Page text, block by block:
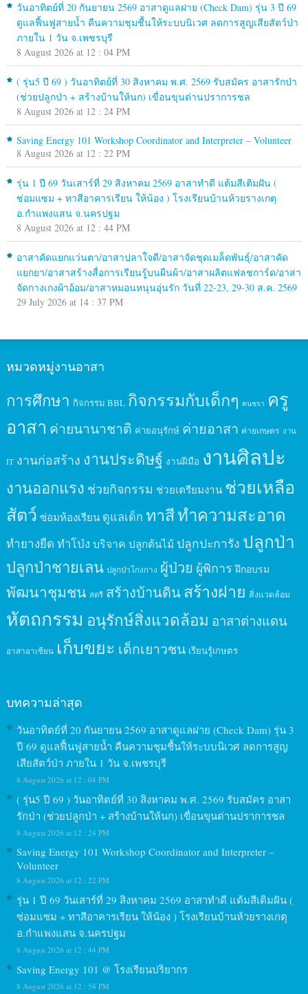
วันอาทิตย์ที่ 20 กันยายน 2569 อาสาดูแลฝาย (Check Dam) รุ่น 3 ปี 69
ดูแลฟื้นฟูสายน้ำ คืนความชุมชื้นให้ระบบนิเวศ ลดการสูญเสียสัตว์ป่า
ภายใน 1 วัน จ.เพชรบุรี
8 August 2026 at 12 : 04 PM
( รุ่น5 ปี 69 ) วันอาทิตย์ที่ 30 สิงหาคม พ.ศ. 2569 รับสมัคร อาสารักป่า
(ช่วยปลูกป่า + สร้างบ้านให้นก) เขื่อนขุนด่านปราการชล
8 August 2026 at 12 : 24 PM
Saving Energy 101 Workshop Coordinator and Interpreter – Volunteer
8 August 2026 at 12 : 22 PM
รุ่น 1 ปี 69 วันเสาร์ที่ 29 สิงหาคม 2569 อาสาทำดี แต้มสีเติมฝัน (
ซ่อมแซม + ทาสีอาคารเรียน ให้น้อง ) โรงเรียนบ้านห้วยรางเกตุ
อ.กำแพงแสน จ.นครปฐม
8 August 2026 at 12 : 44 PM
อาสาคัดแยกแว่นตา/อาสาปลาใจดี/อาสาจัดชุดเมล็ดพันธุ์/อาสาคัด
แยกยา/อาสาสร้างสื่อการเรียนรู้บนผืนผ้า/อาสาผลิตแฟลชการ์ด/อาสา
จัดกางเกงผ้าอ้อม/อาสาหมอนหนุนอุ่นรัก วันที่ 22-23, 29-30 ส.ค. 2569
29 July 2026 at 14 : 37 PM
หมวดหมู่งานอาสา
การศึกษา กิจกรรม BBL กิจกรรมกับเด็กๆ คนชรา ครู
อาสา ค่ายนานาชาติ ค่ายอนุรักษ์ ค่ายอาสา ค่ายเกษตร งาน
IT งานก่อสร้าง งานประดิษฐ์ งานฝีมือ งานศิลปะ
งานออกแรง ช่วยกิจกรรม ช่วยเตรียมงาน ช่วยเหลือ
สัตว์ ซ่อมห้องเรียน ดูแลเด็ก ทาสีทำความสะอาด
ทำยางยืด ทำโป่ง บริจาค ปลูกต้นไม้ ปลูกปะการัง ปลูกป่า
ปลูกป่าชายเลน ปลูกป่าโกงกาง ผู้ป่วย ผู้พิการ ฝึกอบรม
พัฒนาชุมชน สตรี สร้างบ้านดินสร้างฝาย สิ่งแวดล้อม
หัตถกรรม อนุรักษ์สิ่งแวดล้อม อาสาต่างแดน
อาสาอาเซียน เก็บขยะ เด็กเยาวชน เรียนรู้เกษตร
บทความล่าสุด
วันอาทิตย์ที่ 20 กันยายน 2569 อาสาดูแลฝาย (Check Dam) รุ่น 3
ปี 69 ดูแลฟื้นฟูสายน้ำ คืนความชุมชื้นให้ระบบนิเวศ ลดการสูญ
เสียสัตว์ป่า ภายใน 1 วัน จ.เพชรบุรี
8 August 2026 at 12 : 04 PM
( รุ่น5 ปี 69 ) วันอาทิตย์ที่ 30 สิงหาคม พ.ศ. 2569 รับสมัคร อาสา
รักป่า (ช่วยปลูกป่า + สร้างบ้านให้นก) เขื่อนขุนด่านปราการชล
8 August 2026 at 12 : 24 PM
Saving Energy 101 Workshop Coordinator and Interpreter –
Volunteer
8 August 2026 at 12 : 22 PM
รุ่น 1 ปี 69 วันเสาร์ที่ 29 สิงหาคม 2569 อาสาทำดี แต้มสีเติมฝัน (
ซ่อมแซม + ทาสีอาคารเรียน ให้น้อง ) โรงเรียนบ้านห้วยรางเกตุ
อ.กำแพงแสน จ.นครปฐม
8 August 2026 at 12 : 44 PM
Saving Energy 101 @ โรงเรียนปริยากร
8 August 2026 at 12 : 58 PM